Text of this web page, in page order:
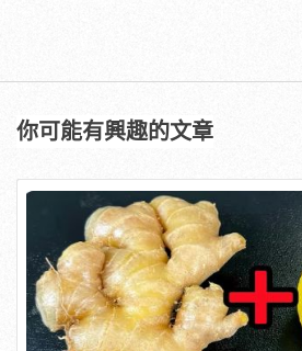
你可能有興趣的文章